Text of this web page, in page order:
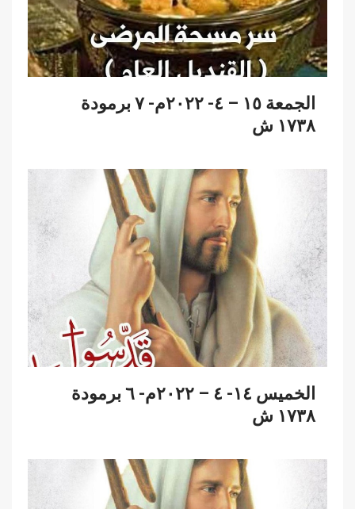
الجمعة ١٥ – ٤- ٢٠٢٢م- ٧ برمودة
١٧٣٨ ش
الخميس ١٤- ٤ – ٢٠٢٢م- ٦ برمودة
١٧٣٨ ش